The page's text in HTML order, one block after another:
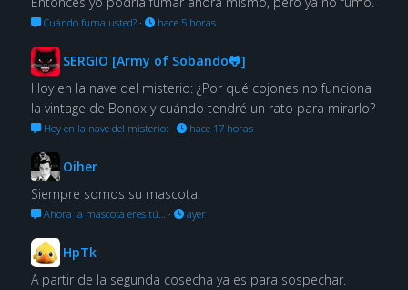
Cuándo fuma usted?· hace 5 horas
SERGIO [Army of Sobando🐸]
Hoy en la nave del misterio: ¿Por qué cojones no funciona
la vintage de Bonox y cuándo tendré un rato para mirarlo?
Hoy en la nave del misterio: · hace 17 horas
Oiher
Siempre somos su mascota.
Ahora la mascota eres tú… · ayer
HpTk
A partir de la segunda cosecha ya es para sospechar.